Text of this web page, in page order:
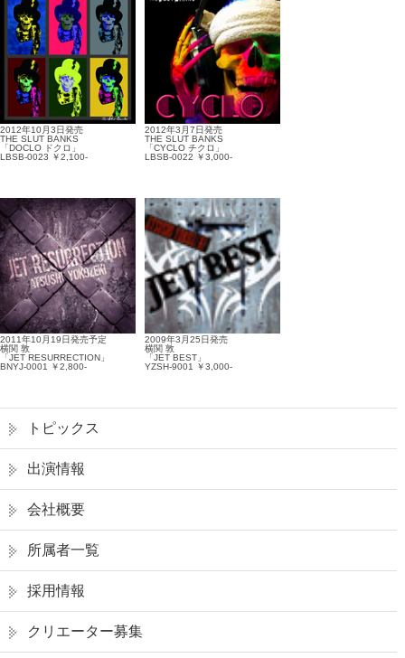
2012年10月3日発売
THE SLUT BANKS
「DOCLO ドクロ」
LBSB-0023 ￥2,100-
2012年3月7日発売
THE SLUT BANKS
「CYCLO チクロ」
LBSB-0022 ￥3,000-
2011年10月19日発売予定
横関 敦
「JET RESURRECTION」
BNYJ-0001 ￥2,800-
2009年3月25日発売
横関 敦
「JET BEST」
YZSH-9001 ￥3,000-
トピックス
出演情報
会社概要
所属者一覧
採用情報
クリエーター募集